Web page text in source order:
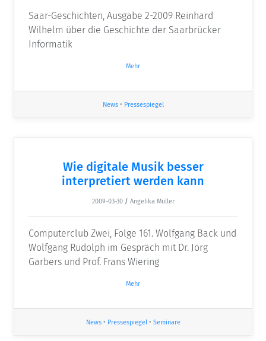
Saar-Geschichten, Ausgabe 2-2009 Reinhard
Wilhelm über die Geschichte der Saarbrücker
Informatik
Mehr
News• Pressespiegel
Wie digitale Musik besser
interpretiert werden kann
2009-03-30 / Angelika Müller
Computerclub Zwei, Folge 161. Wolfgang Back und
Wolfgang Rudolph im Gespräch mit Dr. Jörg
Garbers und Prof. Frans Wiering
Mehr
News• Pressespiegel• Seminare